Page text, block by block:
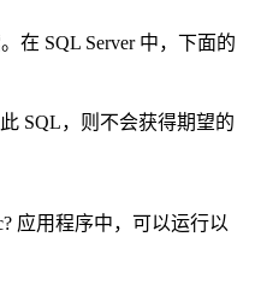
在 SQL Server 中，下面的
SQL，则不会获得期望的
应用程序中，可以运行以